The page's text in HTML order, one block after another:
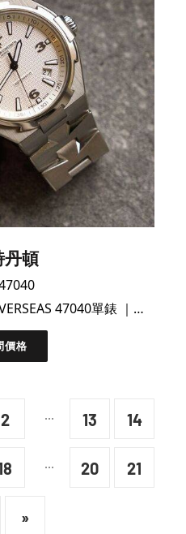
丹頓
VC最靚錶帶！｜第二代OVERSEAS 47040單錶 ｜性價比之王！
價格
2 ... 13 14
... 20 21
»